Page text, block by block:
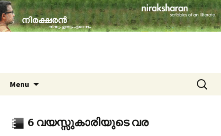
niraksharan (നിരക്ഷരൻ)
travelogues, book reviews, social issues,
cinema, memories & lot more…
Menu
Search
for:
6 വയസ്സുകാരിയുടെ വര